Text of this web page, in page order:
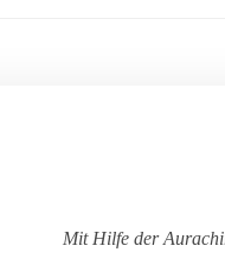
Mit Hilfe der